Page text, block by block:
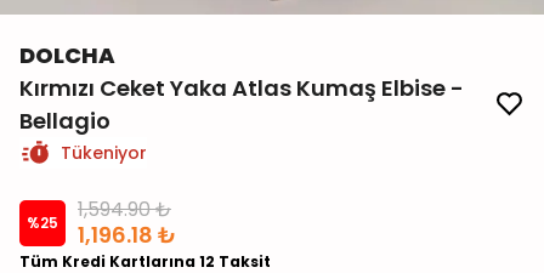
DOLCHA
Kırmızı Ceket Yaka Atlas Kumaş Elbise -
Bellagio
Tükeniyor
%25 1,594.90 ₺
1,196.18 ₺
Tüm Kredi Kartlarına 12 Taksit